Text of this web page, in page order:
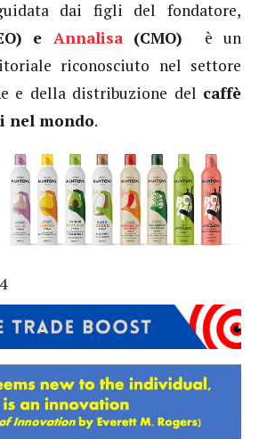
dai figli del fondatore,
e Annalisa(CMO) è un
riconosciuto nel settore
e della distribuzione del caffè
nel mondo.